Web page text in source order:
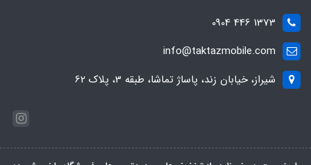
1373 446 0904
info@taktazmobile.com
شیراز، خیابان زند، پاساژ تماشا، طبقه 3، پلاک 62